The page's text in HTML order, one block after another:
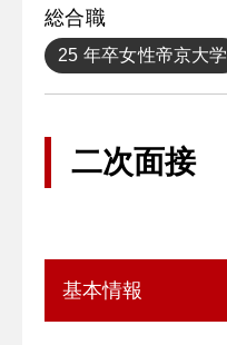
総合職
25 年卒女性帝京大学
二次面接
基本情報